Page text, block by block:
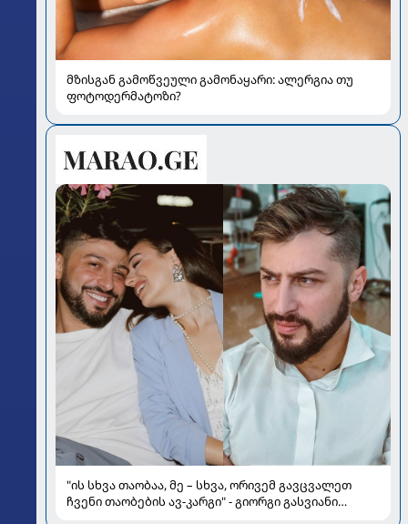
მზისგან გამოწვეული გამონაყარი: ალერგია თუ
ფოტოდერმატოზი?
"ის სხვა თაობაა, მე – სხვა, ორივემ გავცვალეთ
ჩვენი თაობების ავ-კარგი" - გიორგი გასვიანი